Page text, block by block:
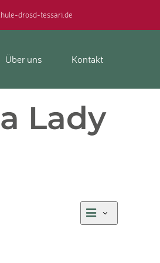
drosd-tessari.de
Über uns Kontakt
Lady
Liste